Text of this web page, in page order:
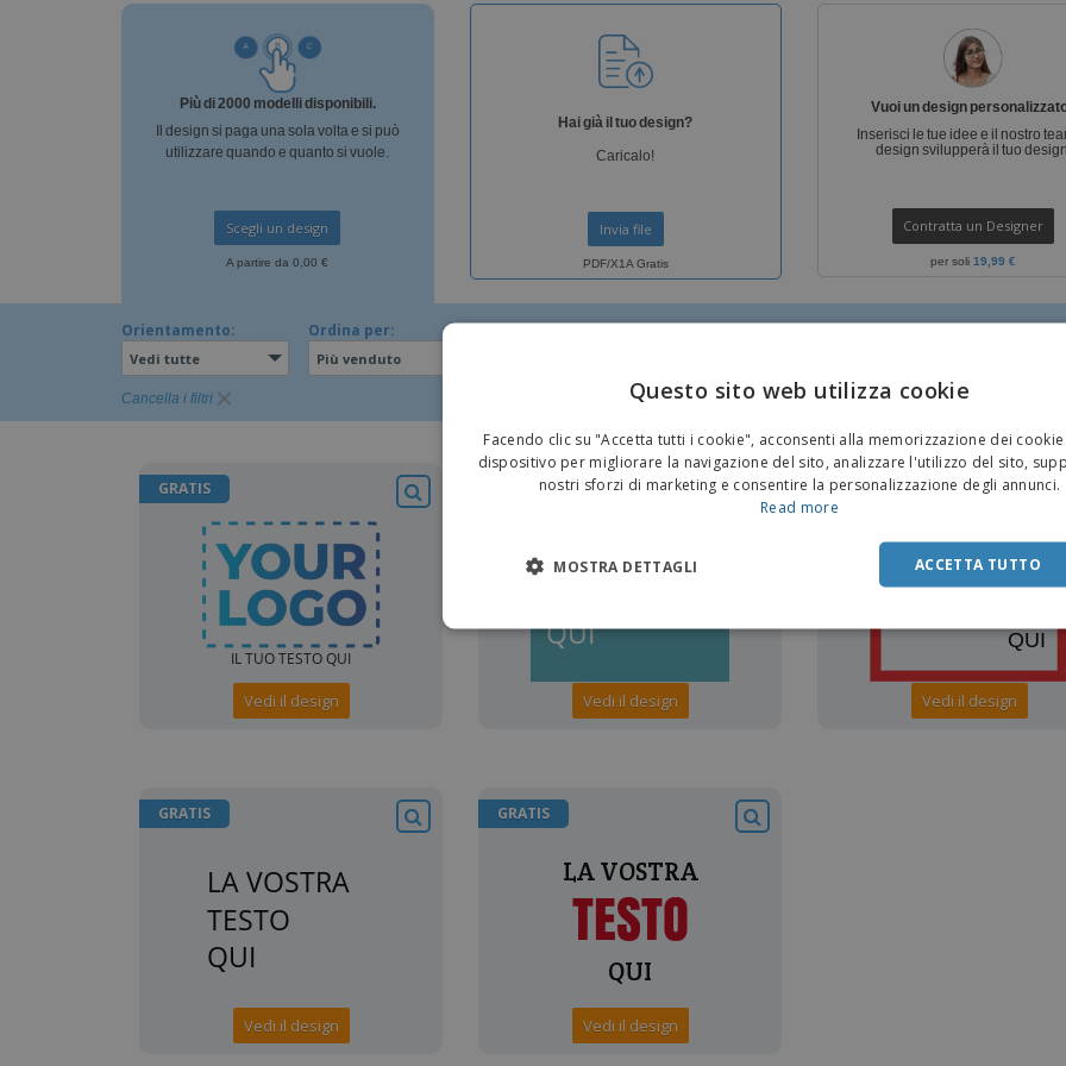
Etichette per Stampanti
Più di 2000 modelli disponibili.
Il design si paga una sola volta e si può
utilizzare quando e quanto si vuole.
Scegli un design
A partire da 0,00 €
Hai già il tuo design?
Caricalo!
Invia file
PDF/X1A Gratis
Vuoi un design
Inserisci le tue idee e il nostro
design svilupperà il tuo
Contratta un Designer
per soli19,99 €
Orientamento:
Vedi tutte
Ordina per:
Più venduto
Cancella i filtri
GRATIS
Vedi il design
GRATIS
Vedi il design
GRATIS
Vedi il design
GRATIS
Vedi il design
GRATIS
Vedi il design
Questo sito web utilizza cookie
Facendo clic su "Accetta tutti i cookie", acconsenti alla memorizzazione dei
dispositivo per migliorare la navigazione del sito, analizzare l'utilizzo del sito,
nostri sforzi di marketing e consentire la personalizzazione degli annunci.
Read more
ACCETTA TUTTO
MOSTRA DETTAGLI